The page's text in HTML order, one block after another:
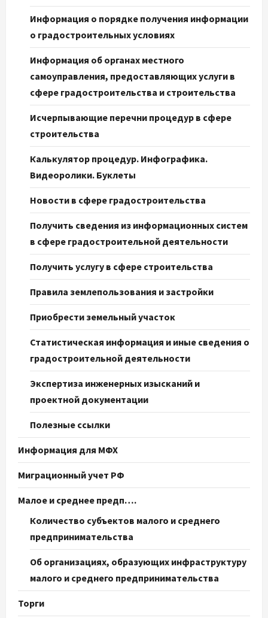
Информация о порядке получения информации
о градостроительных условиях
Информация об органах местного
самоуправления, предоставляющих услуги в
сфере градостроительства и строительства
Исчерпывающие перечни процедур в сфере
строительства
Калькулятор процедур. Инфографика.
Видеоролики. Буклеты
Новости в сфере градостроительства
Получить сведения из информационных систем
в сфере градостроительной деятельности
Получить услугу в сфере строительства
Правила землепользования и застройки
Приобрести земельный участок
Статистическая информация и иные сведения о
градостроительной деятельности
Экспертиза инженерных изысканий и
проектной документации
Полезные ссылки
Информация для МФХ
Миграционный учет РФ
Малое и среднее предп….
Количество субъектов малого и среднего
предпринимательства
Об организациях, образующих инфраструктуру
малого и среднего предпринимательства
Торги